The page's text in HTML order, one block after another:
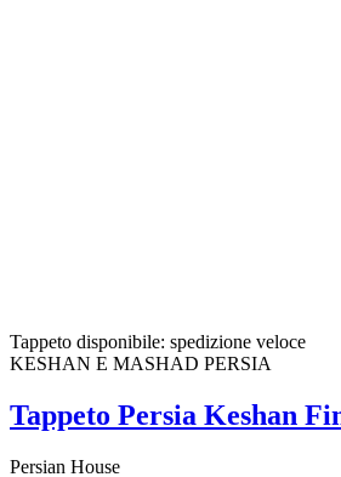
Tappeto disponibile: spedizione veloce
KESHAN E MASHAD PERSIA
Tappeto Persia Keshan
Persian House